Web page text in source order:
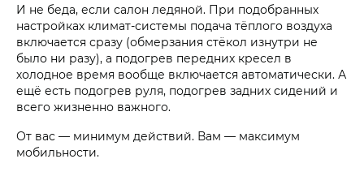
И не беда, если салон ледяной. При подобранных
настройках климат-системы подача тёплого воздуха
включается сразу (обмерзания стёкол изнутри не
было ни разу), а подогрев передних кресел в
холодное время вообще включается автоматически. А
ещё есть подогрев руля, подогрев задних сидений и
всего жизненно важного.
От вас — минимум действий. Вам — максимум
мобильности.